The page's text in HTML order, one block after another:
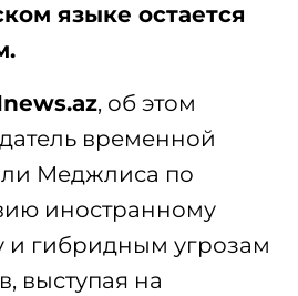
языке остается
, об этом
временной
Меджлиса по
иностранному
и гибридным угрозам
выступая на